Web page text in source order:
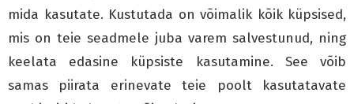
mida kasutate. Kustutada on võimalik kõik küpsised,
mis on teie seadmele juba varem salvestunud, ning
keelata edasine küpsiste kasutamine. See võib
samas piirata erinevate teie poolt kasutatavate